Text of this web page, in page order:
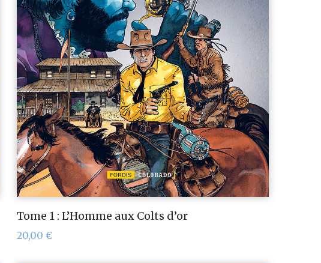
Tome 1 : L’Homme aux Colts d’or
20,00 €